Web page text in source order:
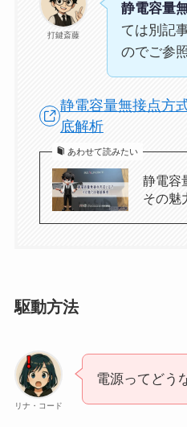
打鍵斎藤
静電容量
ては別記
のでご参
静電容量無接点方
底解析
あわせて読みたい
静電容
その魅
駆動方法
リナ・コード
電源ってどう